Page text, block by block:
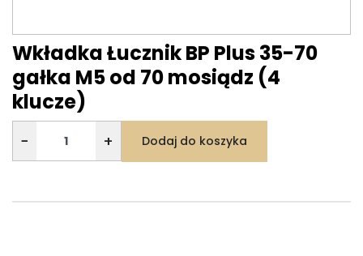
Wkładka Łucznik BP Plus 35-70
gałka M5 od 70 mosiądz (4
klucze)
− + Dodaj do koszyka